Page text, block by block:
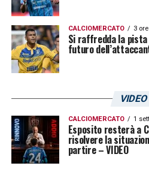
CALCIOMERCATO 3
Si raffredda la
futuro
VIDEO
CALCIOMERCATO 1
Esposito resterà a
risolvere la
partire – VIDEO